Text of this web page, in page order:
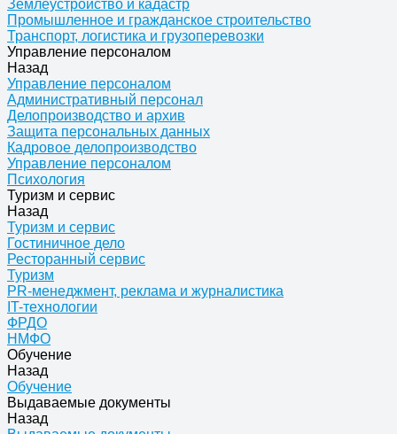
Землеустройство и кадастр
Промышленное и гражданское строительство
Транспорт, логистика и грузоперевозки
Управление персоналом
Назад
Управление персоналом
Административный персонал
Делопроизводство и архив
Защита персональных данных
Кадровое делопроизводство
Управление персоналом
Психология
Туризм и сервис
Назад
Туризм и сервис
Гостиничное дело
Ресторанный сервис
Туризм
PR-менеджмент, реклама и журналистика
IT-технологии
ФРДО
НМФО
Обучение
Назад
Обучение
Выдаваемые документы
Назад